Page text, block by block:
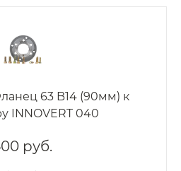
63 B14 (90мм) к
INNOVERT 040
руб.